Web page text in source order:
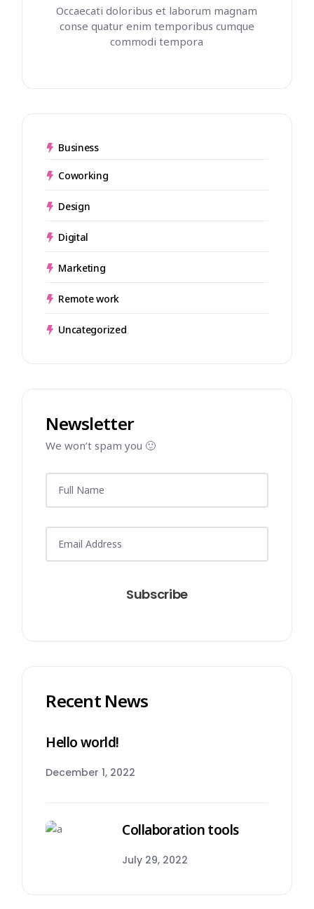
Occaecati doloribus et laborum magnam
conse quatur enim temporibus cumque
commodi tempora
Business
Coworking
Design
Digital
Marketing
Remote work
Uncategorized
Newsletter
We won’t spam you 🙂
Subscribe
Recent News
Hello world!
December 1, 2022
Collaboration tools
July 29, 2022